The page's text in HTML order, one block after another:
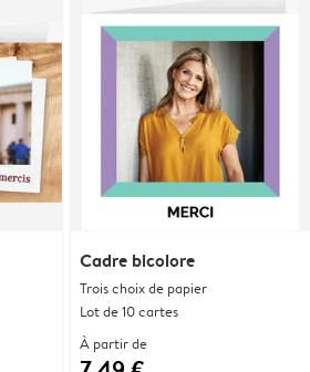
Cadre bicolore
Trois choix de papier
Lot de 10 cartes
À partir de